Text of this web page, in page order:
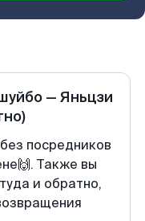
— Яньцзи
посредников
Также вы
и обратно,